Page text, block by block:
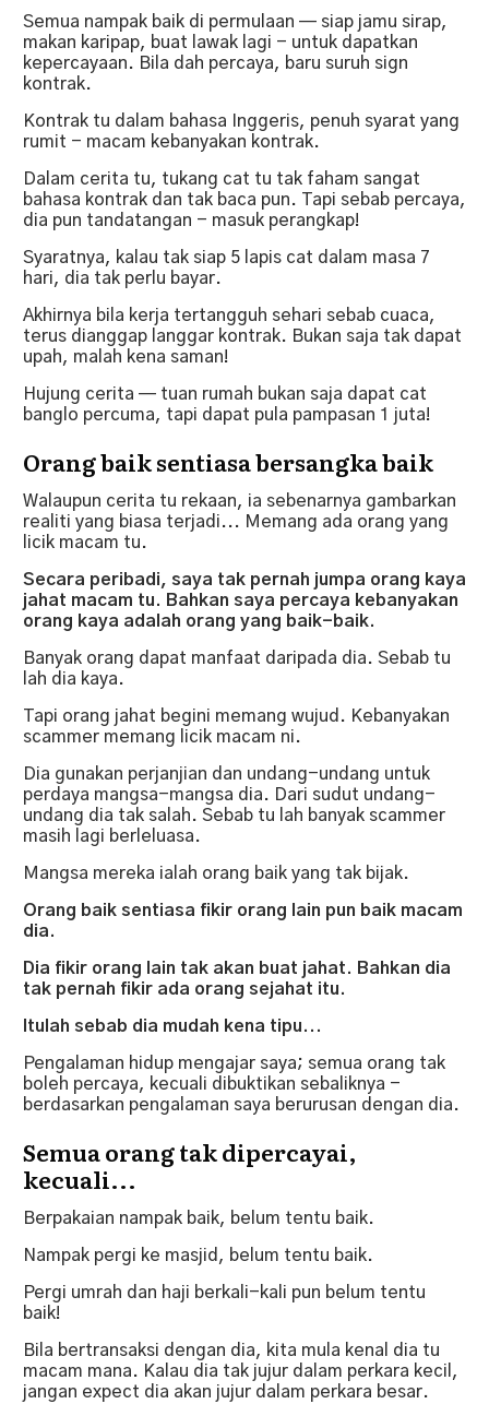
Semua nampak baik di permulaan — siap jamu sirap,
makan karipap, buat lawak lagi - untuk dapatkan
kepercayaan. Bila dah percaya, baru suruh sign
kontrak.
Kontrak tu dalam bahasa Inggeris, penuh syarat yang
rumit - macam kebanyakan kontrak.
Dalam cerita tu, tukang cat tu tak faham sangat
bahasa kontrak dan tak baca pun. Tapi sebab percaya,
dia pun tandatangan - masuk perangkap!
Syaratnya, kalau tak siap 5 lapis cat dalam masa 7
hari, dia tak perlu bayar.
Akhirnya bila kerja tertangguh sehari sebab cuaca,
terus dianggap langgar kontrak. Bukan saja tak dapat
upah, malah kena saman!
Hujung cerita — tuan rumah bukan saja dapat cat
banglo percuma, tapi dapat pula pampasan 1 juta!
Orang baik sentiasa bersangka baik
Walaupun cerita tu rekaan, ia sebenarnya gambarkan
realiti yang biasa terjadi... Memang ada orang yang
licik macam tu.
Secara peribadi, saya tak pernah jumpa orang kaya
jahat macam tu. Bahkan saya percaya kebanyakan
orang kaya adalah orang yang baik-baik.
Banyak orang dapat manfaat daripada dia. Sebab tu
lah dia kaya.
Tapi orang jahat begini memang wujud. Kebanyakan
scammer memang licik macam ni.
Dia gunakan perjanjian dan undang-undang untuk
perdaya mangsa-mangsa dia. Dari sudut undang-
undang dia tak salah. Sebab tu lah banyak scammer
masih lagi berleluasa.
Mangsa mereka ialah orang baik yang tak bijak.
Orang baik sentiasa fikir orang lain pun baik macam
dia.
Dia fikir orang lain tak akan buat jahat. Bahkan dia
tak pernah fikir ada orang sejahat itu.
Itulah sebab dia mudah kena tipu...
Pengalaman hidup mengajar saya; semua orang tak
boleh percaya, kecuali dibuktikan sebaliknya -
berdasarkan pengalaman saya berurusan dengan dia.
Semua orang tak dipercayai,
kecuali...
Berpakaian nampak baik, belum tentu baik.
Nampak pergi ke masjid, belum tentu baik.
Pergi umrah dan haji berkali-kali pun belum tentu
baik!
Bila bertransaksi dengan dia, kita mula kenal dia tu
macam mana. Kalau dia tak jujur dalam perkara kecil,
jangan expect dia akan jujur dalam perkara besar.